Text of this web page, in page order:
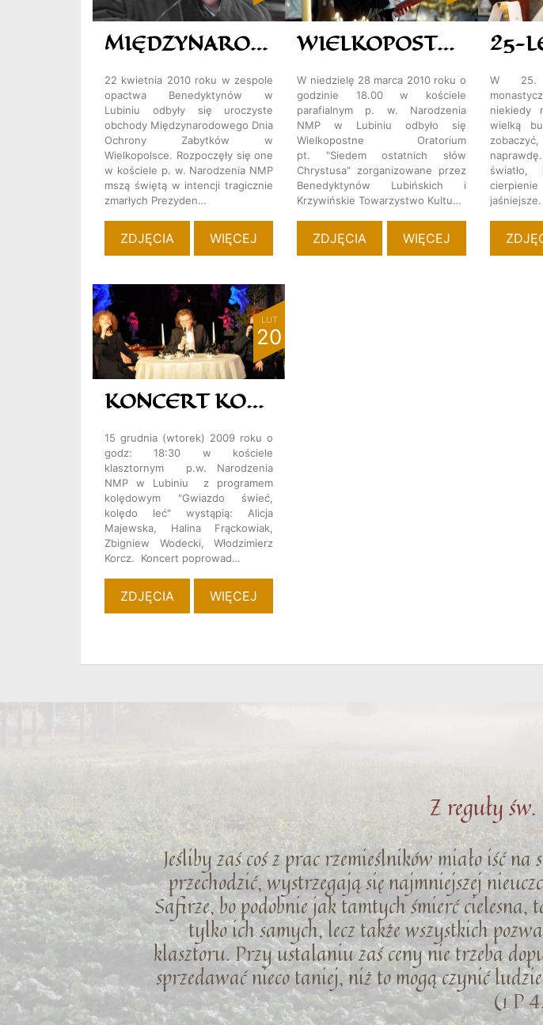
MIĘDZYNARODOWY DZIEŃ OCHRONY ZABYTKÓW W WIELKOPOLSCE
22 kwietnia 2010 roku w zespole
opactwa Benedyktynów w
Lubiniu odbyły się uroczyste
obchody Międzynarodowego Dnia
Ochrony Zabytków w
Wielkopolsce. Rozpoczęły się one
w kościele p. w. Narodzenia NMP
mszą świętą w intencji tragicznie
zmarłych Prezyden…
WIĘCEJ
ZDJĘCIA
WIELKOPOSTNE ORATORIUM
W niedzielę 28 marca 2010 roku o
godzinie 18.00 w kościele
parafialnym p. w. Narodzenia
NMP w Lubiniu odbyło się
Wielkopostne Oratorium
pt. "Siedem ostatnich słów
Chrystusa" zorganizowane przez
Benedyktynów Lubińskich i
Krzywińskie Towarzystwo Kultu…
WIĘCEJ
ZDJĘCIA
W 25.
niekiedy
wielką
LUT
20
KONCERT KOLĘD
15 grudnia (wtorek) 2009 roku o
godz: 18:30 w kościele
klasztornym p.w. Narodzenia
NMP w Lubiniu z programem
kolędowym "Gwiazdo świeć,
kolędo leć" wystąpią: Alicja
Majewska, Halina Frąckowiak,
Zbigniew Wodecki, Włodzimierz
Korcz. Koncert poprowad…
WIĘCEJ
ZDJĘCIA
Z reguły
Jeśliby zaś coś z prac rzemieślników miało iść
przechodzić, wystrzegają się najmniejszej
Safirze, bo podobnie jak tamtych śmierć
tylko ich samych, lecz także wszystkich
klasztoru. Przy ustalaniu zaś ceny nie trzeba
sprzedawać nieco taniej, niż to mogą czynić
(1 P